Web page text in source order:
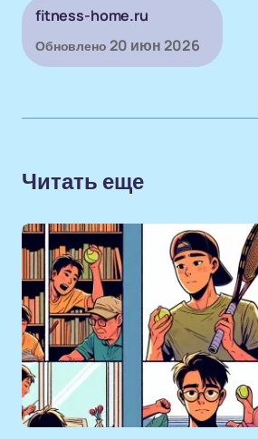
fitness-home.ru
Обновлено 20 июн 2026
Читать еще